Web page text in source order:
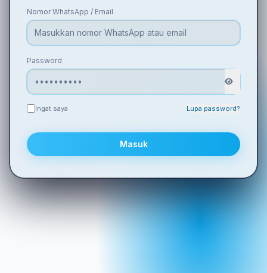
Nomor WhatsApp / Email
Password
Ingat saya Lupa password?
Masuk